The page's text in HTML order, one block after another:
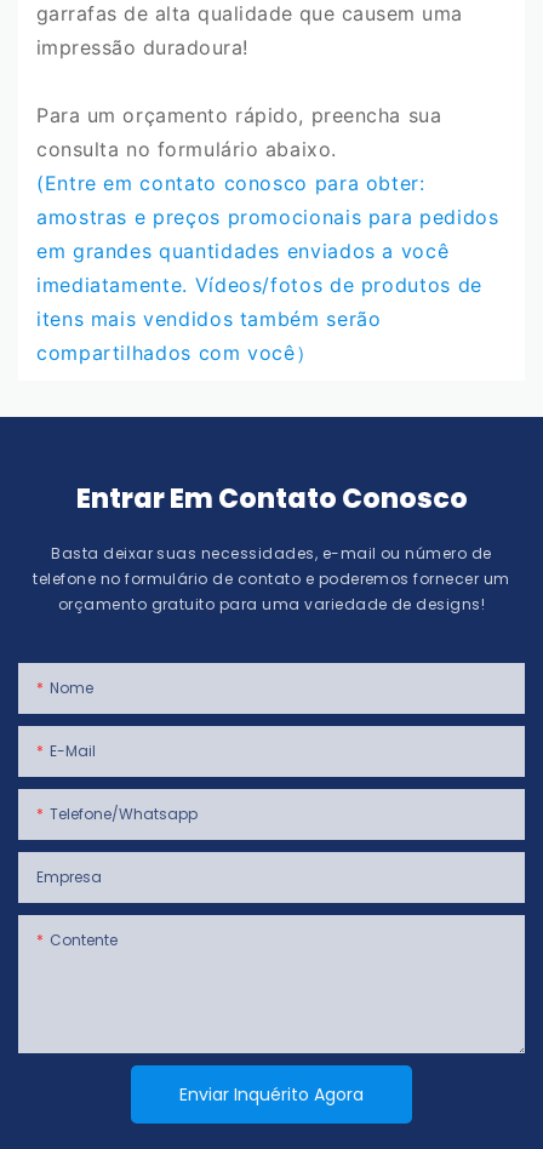
garrafas de alta qualidade que causem uma
impressão duradoura!
Para um orçamento rápido, preencha sua
consulta no formulário abaixo.
(Entre em contato conosco para obter:
amostras e preços promocionais para pedidos
em grandes quantidades enviados a você
imediatamente. Vídeos/fotos de produtos de
itens mais vendidos também serão
compartilhados com você）
Entrar Em Contato Conosco
Basta deixar suas necessidades, e-mail ou número de
telefone no formulário de contato e poderemos fornecer um
orçamento gratuito para uma variedade de designs!
Nome
E-Mail
Telefone/whatsapp
Empresa
Contente
Enviar Inquérito Agora